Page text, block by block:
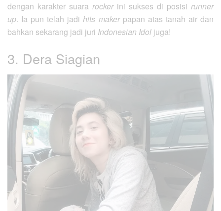
dengan karakter suara rockerini sukses di posisi runner
up. Ia pun telah jadihits makerpapan atas tanah air dan
bahkan sekarang jadi juri Indonesian Idol juga!
3. Dera Siagian